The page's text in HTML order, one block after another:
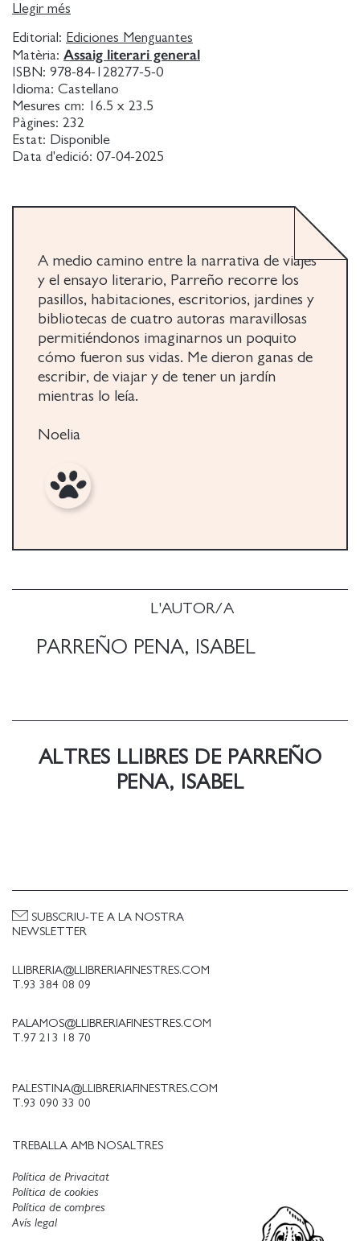
L'AUTOR/A
PARREÑO PENA, ISABEL
cada ventana abierta al paisaje es una pista que
Isabel Parreño persigue con la precisión de una
investigadora obsesionada con los detalles.
La autora se adentra en las habitaciones propias de
Virginia Woolf, Anna Ajmátova, Karen Blixen y
Emilia Pardo Bazán, y reconstruye estos espacios y
sus secretos. Abre puertas cerradas bajo llave, toma
fotografías prohibidas, consulta libros arrinconados.
la escritura como casa definitiva; el único refugio
donde estas autoras, más allá del tiempo, siguen
Llegir més
Editorial: Ediciones Menguantes
Matèria: Assaig literari general
ISBN: 978-84-128277-5-0
Idioma: Castellano
Mesures cm:
16.5 x 23.5
Pàgines: 232
Estat: Disponible
Data d'edició: 07-04-2025
A medio camino entre la narrativa de viajes
y el ensayo literario, Parreño recorre los
pasillos, habitaciones, escritorios, jardines y
bibliotecas de cuatro autoras maravillosas
permitiéndonos imaginarnos un poquito
cómo fueron sus vidas. Me dieron ganas de
escribir, de viajar y de tener un jardín
mientras lo leía.
Noelia
ALTRES LLIBRES DE PARREÑO
PENA, ISABEL
LLIBRERIA@LLIBRERIAFINESTRES.COM
T.93 384 08 09
PALAMOS@LLIBRERIAFINESTRES.COM
T.97 213 18 70
PALESTINA@LLIBRERIAFINESTRES.COM
T.93 090 33 00
TREBALLA AMB NOSALTRES
SUBSCRIU-TE A LA NOSTRA
NEWSLETTER
Política de Privacitat
Política de cookies
Avís legal
Política de compres